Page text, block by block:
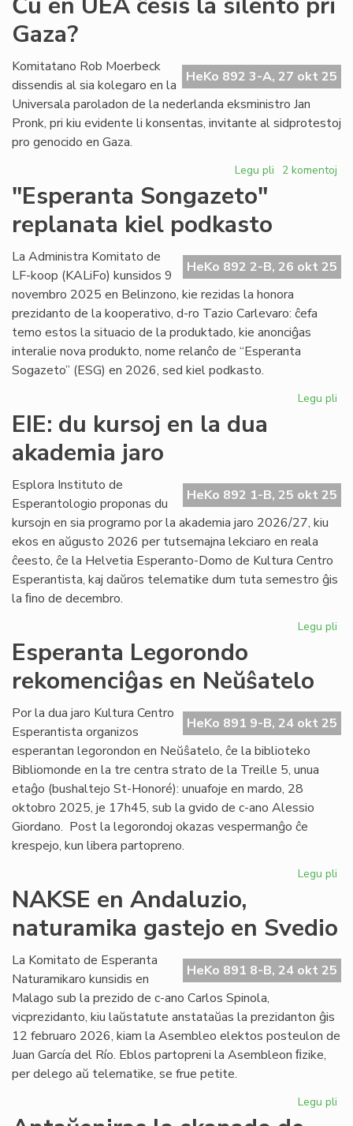
proksimas
starto
Gaza?
HeKo 892 3-A, 27 okt 25
Komitatano Rob Moerbeck
dissendis al sia kolegaro en la
Universala paroladon de la nederlanda eksministro Jan
Pronk, pri kiu evidente li konsentas, invitante al sidprotestoj
pro genocido en Gaza.
Legu pli pri
la
silento
Gaza?
2 komentoj
"Esperanta Songazeto"
replanata kiel podkasto
HeKo 892 2-B, 26 okt 25
La Administra Komitato de
LF-koop (KALiFo) kunsidos 9
novembro 2025 en Belinzono, kie rezidas la honora
prezidanto de la kooperativo, d-ro Tazio Carlevaro: ĉefa
temo estos la situacio de la produktado, kie anonciĝas
interalie nova produkto, nome relanĉo de “Esperanta
Sogazeto” (ESG) en 2026, sed kiel podkasto.
Legu pli
EIE: du kursoj en la dua
akademia jaro
HeKo 892 1-B, 25 okt 25
Esplora Instituto de
Esperantologio proponas du
kursojn en sia programo por la akademia jaro 2026/27, kiu
ekos en aŭgusto 2026 per tutsemajna lekciaro en reala
ĉeesto, ĉe la Helvetia Esperanto-Domo de Kultura Centro
Esperantista, kaj daŭros telematike dum tuta semestro ĝis
la ﬁno de decembro.
Legu pli
la
Esperanta Legorondo
rekomenciĝas en Neŭŝatelo
HeKo 891 9-B, 24 okt 25
Por la dua jaro Kultura Centro
Esperantista organizos
esperantan legorondon en Neŭŝatelo, ĉe la biblioteko
Bibliomonde en la tre centra strato de la Treille 5, unua
etaĝo (bushaltejo St-Honoré): unuafoje en mardo, 28
oktobro 2025, je 17h45, sub la gvido de c-ano Alessio
Giordano. Post la legorondoj okazas vespermanĝo ĉe
krespejo, kun libera partopreno.
Legu pli
NAKSE en Andaluzio,
naturamika gastejo en Svedio
HeKo 891 8-B, 24 okt 25
La Komitato de Esperanta
Naturamikaro kunsidis en
Malago sub la prezido de c-ano Carlos Spinola,
vicprezidanto, kiu laŭstatute anstataŭas la prezidanton ĝis
12 februaro 2026, kiam la Asembleo elektos posteulon de
Juan García del Río. Eblos partopreni la Asembleon ﬁzike,
per delego aŭ telematike, se frue petite.
Legu pli